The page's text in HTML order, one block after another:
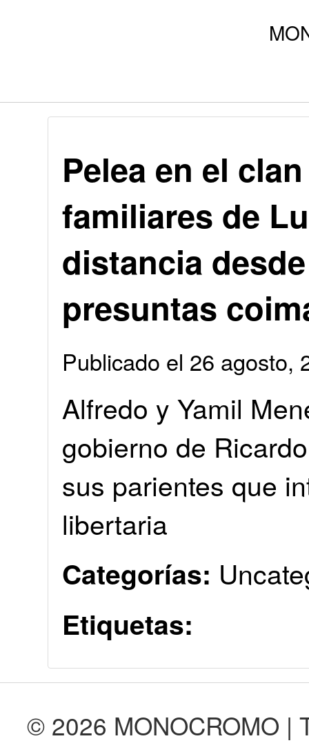
Pelea en el
familiares de
distancia
presuntas
Publicado el 26 agosto,
Alfredo y Yamil
gobierno de
sus parientes que
libertaria
Categorías:
Etiquetas:
© 2026 MONOCROMO |